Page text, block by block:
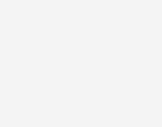
und Bedarfe im
bildhaft gesprochen eine
derzeit den
weil die Geburtenrate bei